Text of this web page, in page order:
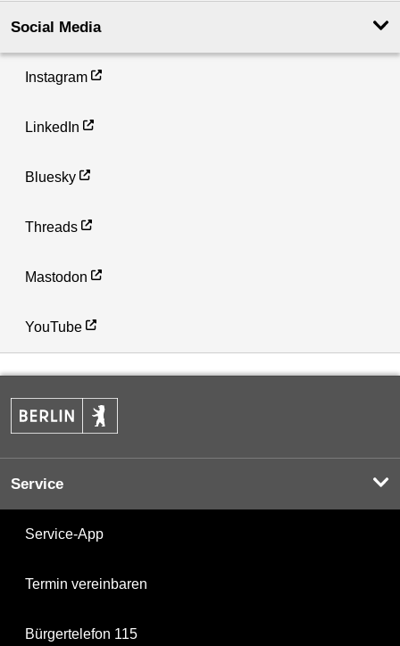
Social Media
Instagram
LinkedIn
Bluesky
Threads
Mastodon
YouTube
Service
Service-App
Termin vereinbaren
Bürgertelefon 115